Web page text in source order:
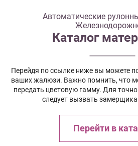
Автоматические
Каталог
Перейдя по ссылке ниже вы можете
ваших жалюзи. Важно помнить, что
передать цветовую гамму. Для
следует вызвать
Перейти в